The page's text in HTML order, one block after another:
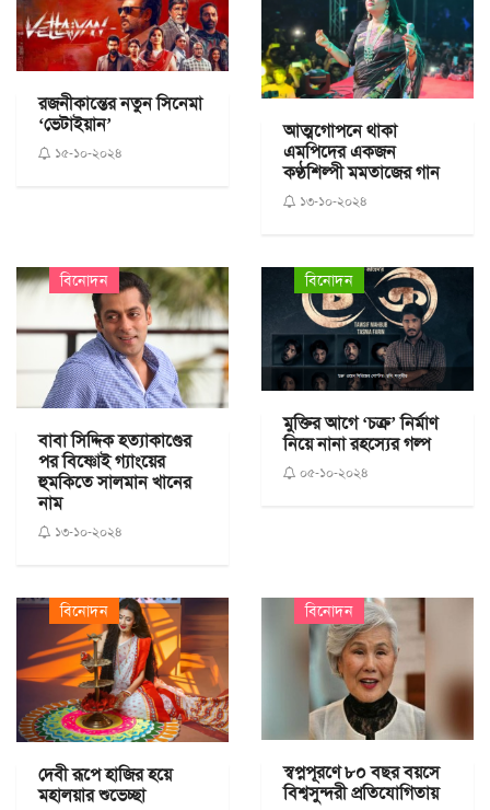
রজনীকান্তের নতুন সিনেমা
‘ভেটাইয়ান’
১৫-১০-২০২৪
আত্মগোপনে থাকা
এমপিদের একজন
কণ্ঠশিল্পী মমতাজের গান
১৩-১০-২০২৪
বিনোদন
বাবা সিদ্দিক হত্যাকাণ্ডের
পর বিষ্ণোই গ্যাংয়ের
হুমকিতে সালমান খানের
নাম
১৩-১০-২০২৪
বিনোদন
মুক্তির আগে ‘চক্র’ নির্মাণ
নিয়ে নানা রহস্যের গল্প
০৫-১০-২০২৪
বিনোদন
দেবী রূপে হাজির হয়ে
মহালয়ার শুভেচ্ছা
বিনোদন
স্বপ্নপূরণে ৮০ বছর বয়সে
বিশ্বসুন্দরী প্রতিযোগিতায়